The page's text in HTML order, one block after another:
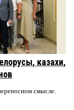
казахи,
смысле.